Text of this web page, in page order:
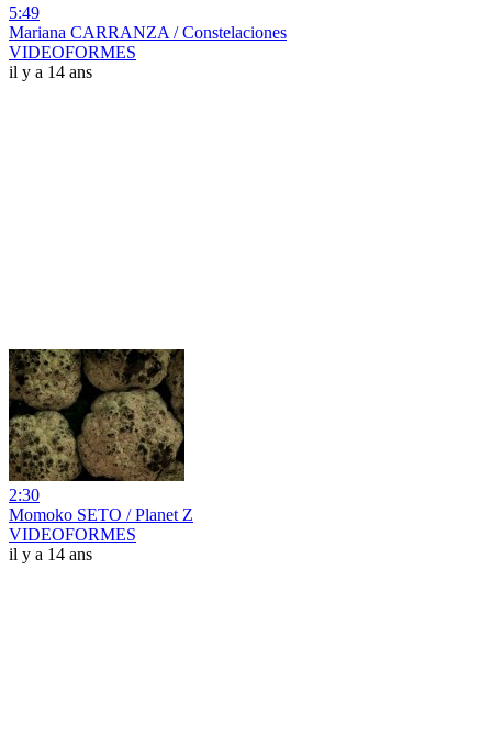
5:49
Mariana CARRANZA / Constelaciones
VIDEOFORMES
il y a 14 ans
2:30
Momoko SETO / Planet Z
VIDEOFORMES
il y a 14 ans